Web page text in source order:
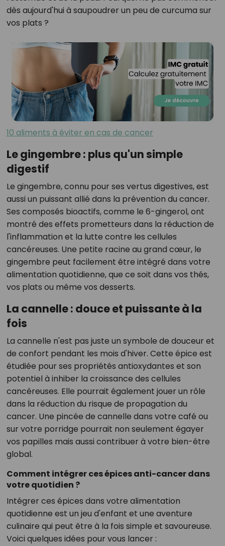
dès aujourd'hui à saupoudrer un peu de curcuma sur
vos plats ?
10 aliments à éviter en cas de cancer
Le gingembre : plus qu'un simple
digestif
Le gingembre, connu pour ses vertus digestives, est
aussi un puissant allié dans la prévention du cancer.
Ses composés bioactifs, comme le 6-gingerol, ont
montré des effets prometteurs dans la réduction de
l'inflammation et la lutte contre les cellules
cancéreuses. Une petite racine au grand cœur, le
gingembre peut facilement être intégré dans votre
alimentation quotidienne, que ce soit dans vos thés,
vos plats ou même vos desserts.
La cannelle : douce et puissante à la
fois
La cannelle n'est pas juste un symbole de douceur et
de confort pendant les mois d'hiver. Cette épice est
étudiée pour ses propriétés antioxydantes et son
potentiel à inhiber la croissance des cellules
cancéreuses. Elle pourrait également jouer un rôle
dans la réduction du risque de propagation du
cancer. Une pincée de cannelle dans votre café ou
sur votre porridge pourrait non seulement égayer
vos papilles mais aussi contribuer à votre bien-être
global.
Comment intégrer ces épices anti-cancer dans
votre quotidien ?
Intégrer ces épices dans votre alimentation
quotidienne est un jeu d'enfant et une aventure
culinaire qui peut être à la fois simple et savoureuse.
Voici quelques idées pour vous lancer :